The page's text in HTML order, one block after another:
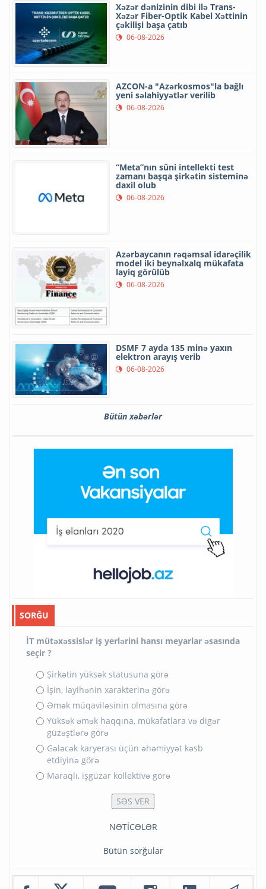
Xəzər dənizinin dibi ilə Trans-
Xəzər Fiber-Optik Kabel Xəttinin
çəkilişi başa çatıb
06-08-2026
AZCON-a "Azərkosmos"la bağlı
yeni səlahiyyətlər verilib
06-08-2026
“Meta”nın süni intellekti test
zamanı başqa şirkətin sisteminə
daxil olub
06-08-2026
Azərbaycanın rəqəmsal idarəçilik
model iki beynəlxalq mükafata
layiq görülüb
06-08-2026
DSMF 7 ayda 135 minə yaxın
elektron arayış verib
06-08-2026
Bütün xəbərlər
SORĞU
İT mütəxəssislər iş yerlərini hansı meyarlar əsasında
seçir ?
Şirkətin yüksək statusuna görə
İşin, layihənin xarakterinə görə
Əmək müqaviləsinin olmasına görə
Yüksək əmək haqqına, mükafatlara və digər
güzəştlərə görə
Gələcək karyerası üçün əhəmiyyət kəsb
etdiyinə görə
Maraqlı, işgüzar kollektivə görə
NƏTİCƏLƏR
Bütün sorğular